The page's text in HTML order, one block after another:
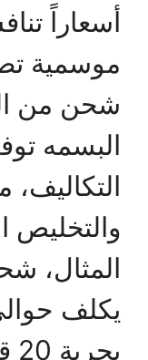
أسعاراً
شحن من
البسمه
المثال،